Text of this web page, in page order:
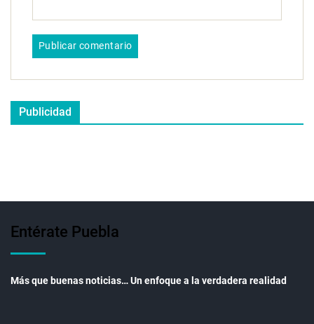
Publicidad
Entérate Puebla
Más que buenas noticias… Un enfoque a la verdadera realidad